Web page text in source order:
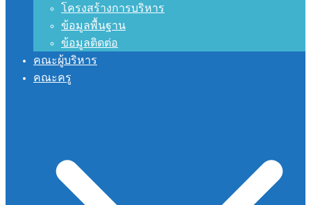
โครงสร้างการบริหาร
ข้อมูลพื้นฐาน
ข้อมูลติดต่อ
คณะผู้บริหาร
คณะครู